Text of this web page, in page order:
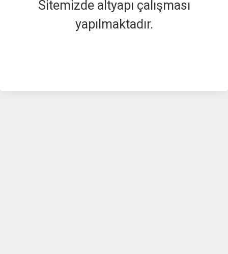
Sitemizde altyapı çalışması
yapılmaktadır.